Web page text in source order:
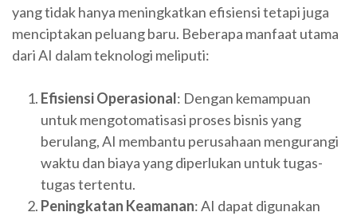
yang tidak hanya meningkatkan efisiensi tetapi juga
menciptakan peluang baru. Beberapa manfaat utama
dari AI dalam teknologi meliputi:
Efisiensi Operasional: Dengan kemampuan
untuk mengotomatisasi proses bisnis yang
berulang, AI membantu perusahaan mengurangi
waktu dan biaya yang diperlukan untuk tugas-
tugas tertentu.
Peningkatan Keamanan: AI dapat digunakan